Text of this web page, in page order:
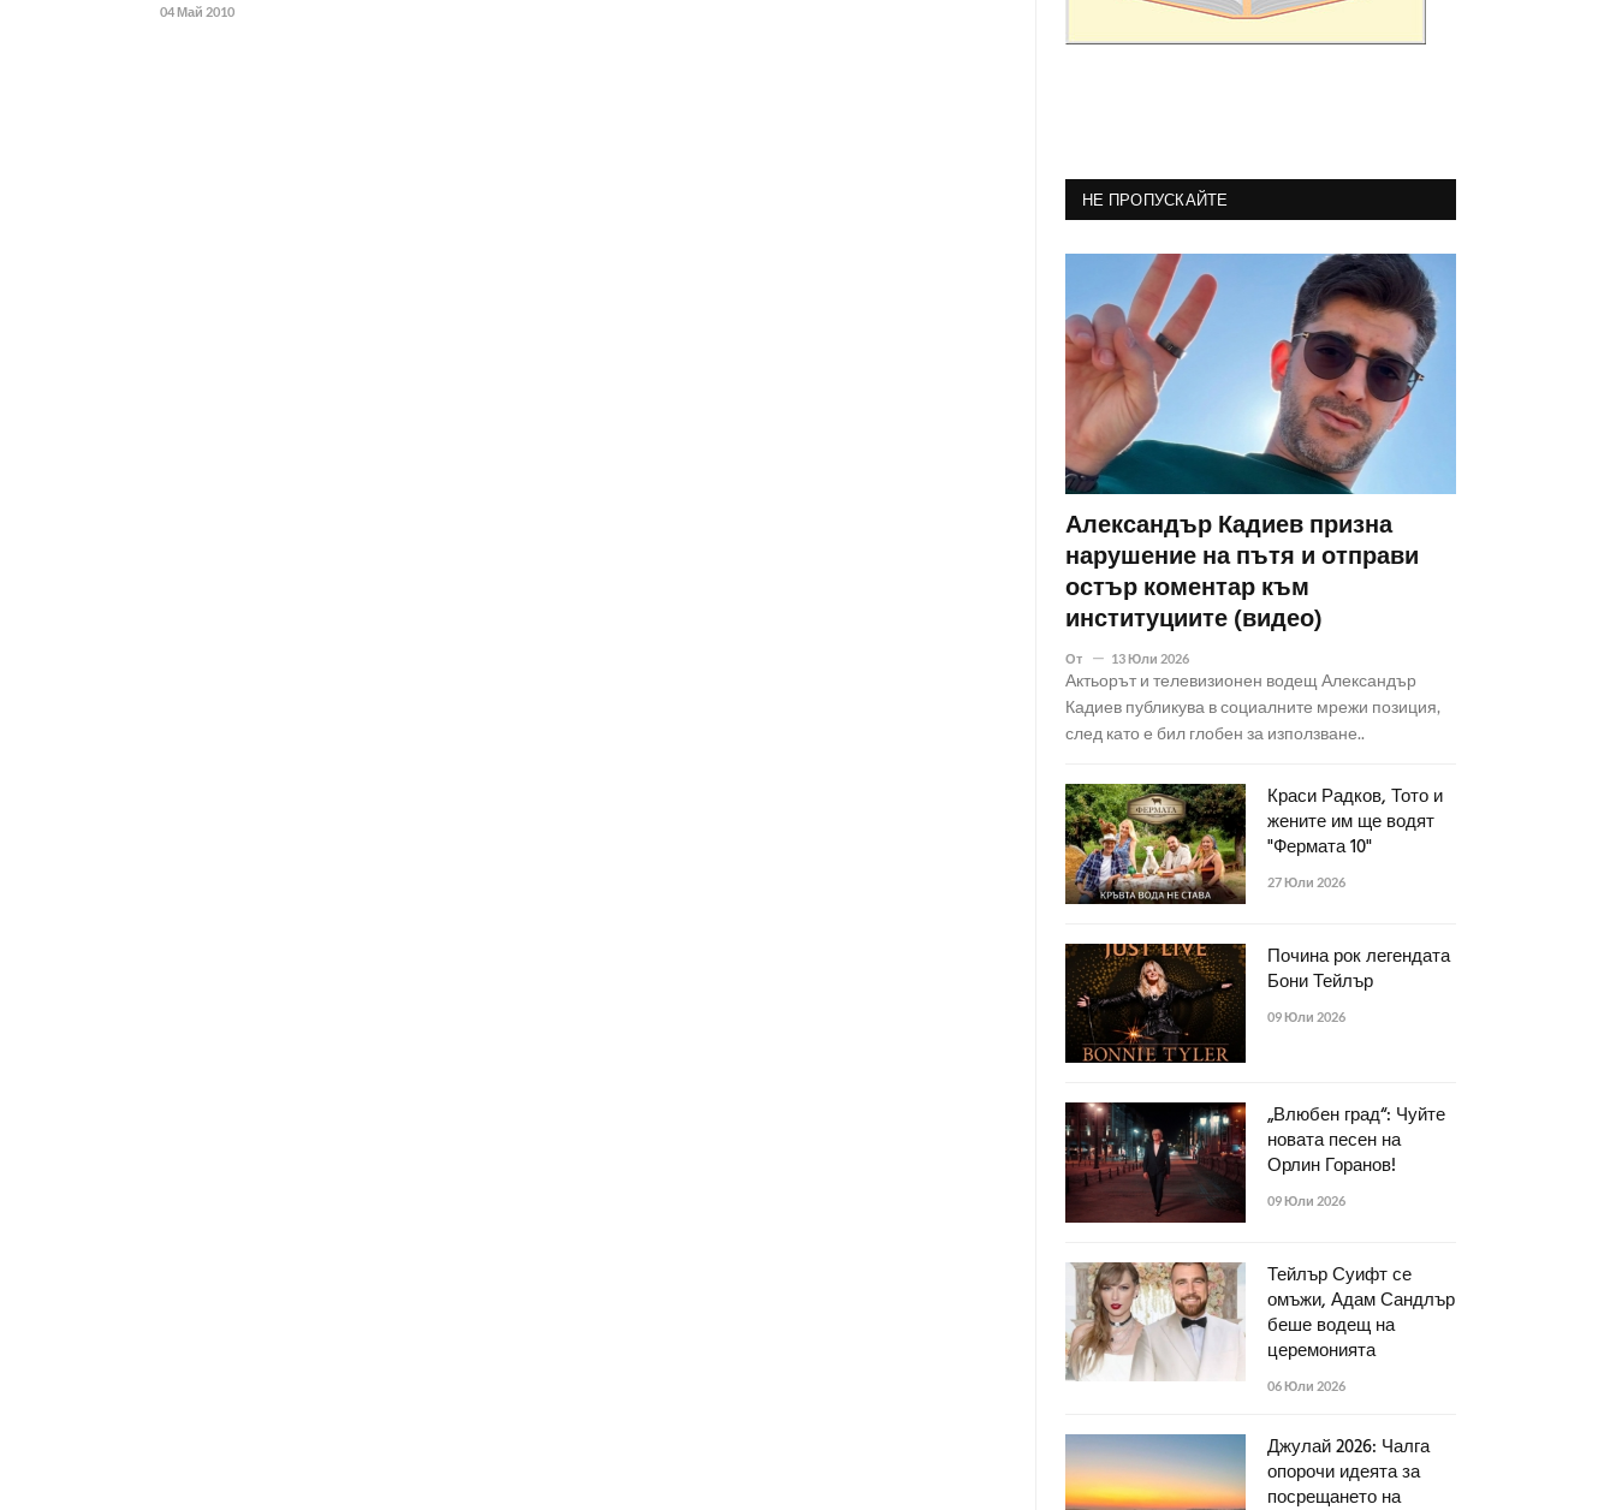
04 Май 2010
НЕ ПРОПУСКАЙТЕ
Александър Кадиев призна
нарушение на пътя и отправи
остър коментар към
институциите (видео)
От 13 Юли 2026
Актьорът и телевизионен водещ Александър
Кадиев публикува в социалните мрежи позиция,
след като е бил глобен за използване..
Краси Радков, Тото и
жените им ще водят
"Фермата 10"
27 Юли 2026
Почина рок легендата
Бони Тейлър
09 Юли 2026
„Влюбен град“: Чуйте
новата песен на
Орлин Горанов!
09 Юли 2026
Тейлър Суифт се
омъжи, Адам Сандлър
беше водещ на
церемонията
06 Юли 2026
Джулай 2026: Чалга
опорочи идеята за
посрещането на